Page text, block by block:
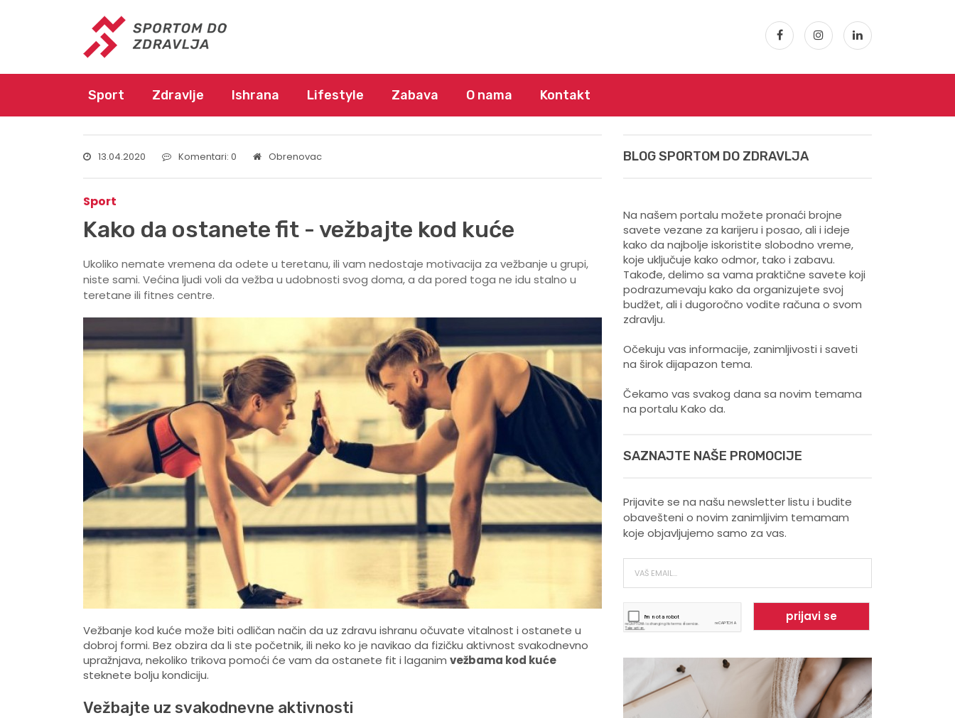
Sport Zdravlje Ishrana Lifestyle Zabava O nama Kontakt
13.04.2020 Komentari: 0 Obrenovac
Sport
Kako da ostanete fit - vežbajte kod kuće
Ukoliko nemate vremena da odete u teretanu, ili vam nedostaje motivacija za vežbanje u grupi,
niste sami. Većina ljudi voli da vežba u udobnosti svog doma, a da pored toga ne idu stalno u
teretane ili fitnes centre.
Vežbanje kod kuće može biti odličan način da uz zdravu ishranu očuvate vitalnost i ostanete u
dobroj formi. Bez obzira da li ste početnik, ili neko ko je navikao da fizičku aktivnost svakodnevno
upražnjava, nekoliko trikova pomoći će vam da ostanete fit i laganim vežbama kod kuće
steknete bolju kondiciju.
Vežbajte uz svakodnevne aktivnosti
BLOG SPORTOM DO ZDRAVLJA
Na našem portalu možete pronaći brojne
savete vezane za karijeru i posao, ali i ideje
kako da najbolje iskoristite slobodno vreme,
koje uključuje kako odmor, tako i zabavu.
Takođe, delimo sa vama praktične savete koji
podrazumevaju kako da organizujete svoj
budžet, ali i dugoročno vodite računa o svom
zdravlju.
Očekuju vas informacije, zanimljivosti i saveti
na širok dijapazon tema.
Čekamo vas svakog dana sa novim temama
na portalu Kako da.
SAZNAJTE NAŠE PROMOCIJE
Prijavite se na našu newsletter listu i budite
obavešteni o novim zanimljivim temamam
koje objavljujemo samo za vas.
o vama ?
Kako trčanje doprinosi
Kako da ostanete fit -
vežbajte kod kuće